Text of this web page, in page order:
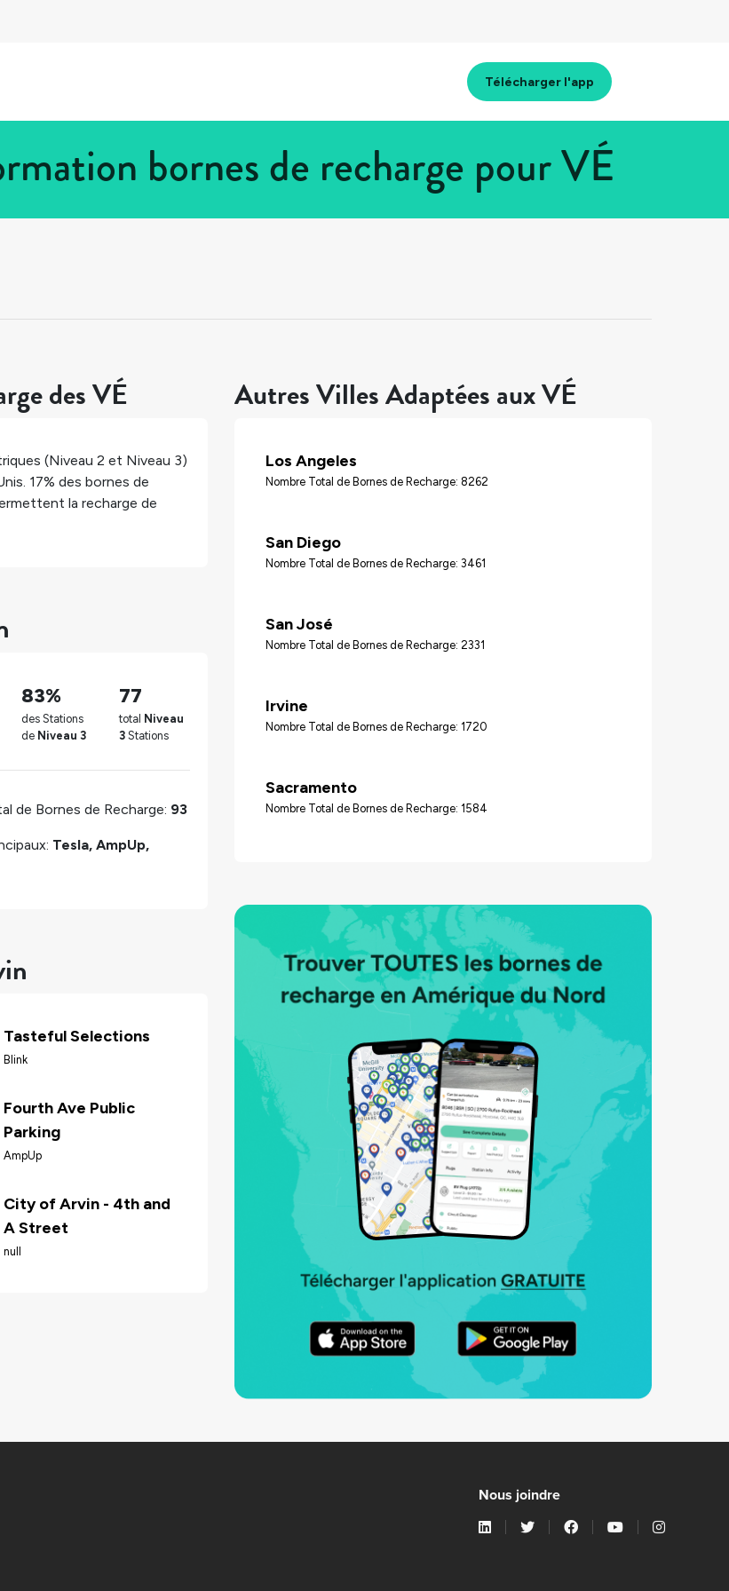
Télécharger l'app
bornes de recharge pour VÉ
des VÉ
(Niveau 2 et Niveau 3)
. 17% des bornes de
la recharge de
83%
des Stations
de Niveau 3
77
total Niveau
3 Stations
de Bornes de Recharge: 93
Tesla, AmpUp,
Tasteful Selections
Blink
Fourth Ave Public
Parking
AmpUp
City of Arvin - 4th and
A Street
null
Autres Villes Adaptées aux VÉ
Los Angeles
Nombre Total de Bornes de Recharge: 8262
San Diego
Nombre Total de Bornes de Recharge: 3461
San José
Nombre Total de Bornes de Recharge: 2331
Irvine
Nombre Total de Bornes de Recharge: 1720
Sacramento
Nombre Total de Bornes de Recharge: 1584
Nous joindre